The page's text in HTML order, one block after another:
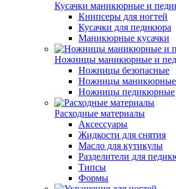
Кусачки маникюрные и
Книпсеры для ногтей
Кусачки для педикюра
Маникюрные кусачки
Ножницы маникюрные и
Ножницы безопасные
Ножницы маникюрные
Ножницы педикюрные
Расходные материалы
Аксессуары
Жидкости для снятия
Масло для кутикулы
Разделители для
Типсы
Формы